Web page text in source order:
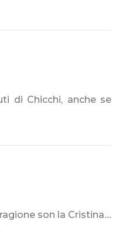
di Chicchi, anche se
son la Cristina....